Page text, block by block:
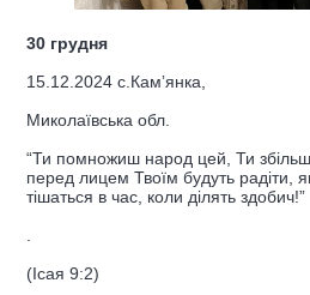
30 грудня
15.12.2024 с.Камʼянка,
Миколаївська обл.
“Ти помножиш народ цей, Ти
перед лицем Твоїм будуть радіти,
тішаться в час, коли ділять здобич!”
(Ісая 9:2)